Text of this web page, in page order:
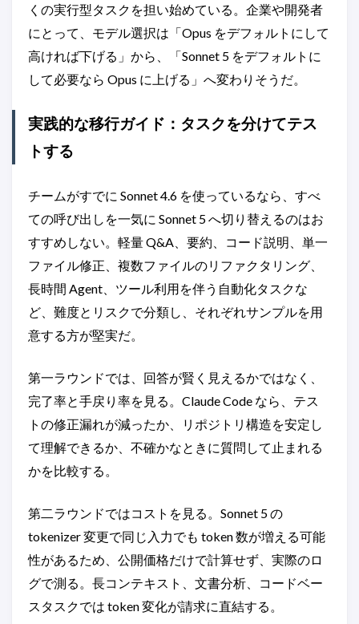
くの実行型タスクを担い始めている。企業や開発者
にとって、モデル選択は「Opus をデフォルトにして
高ければ下げる」から、「Sonnet 5 をデフォルトに
して必要なら Opus に上げる」へ変わりそうだ。
実践的な移行ガイド：タスクを分けてテス
トする
チームがすでに Sonnet 4.6 を使っているなら、すべ
ての呼び出しを一気に Sonnet 5 へ切り替えるのはお
すすめしない。軽量 Q&A、要約、コード説明、単一
ファイル修正、複数ファイルのリファクタリング、
長時間 Agent、ツール利用を伴う自動化タスクな
ど、難度とリスクで分類し、それぞれサンプルを用
意する方が堅実だ。
第一ラウンドでは、回答が賢く見えるかではなく、
完了率と手戻り率を見る。Claude Code なら、テス
トの修正漏れが減ったか、リポジトリ構造を安定し
て理解できるか、不確かなときに質問して止まれる
かを比較する。
第二ラウンドではコストを見る。Sonnet 5 の
tokenizer 変更で同じ入力でも token 数が増える可能
性があるため、公開価格だけで計算せず、実際のロ
グで測る。長コンテキスト、文書分析、コードベー
スタスクでは token 変化が請求に直結する。